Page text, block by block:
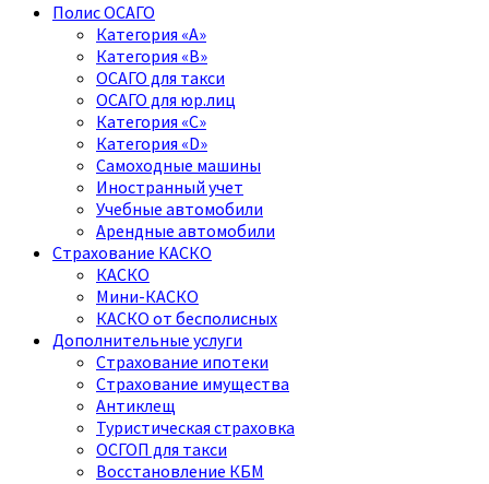
Полис ОСАГО
Категория «A»
Категория «B»
ОСАГО для такси
ОСАГО для юр.лиц
Категория «C»
Категория «D»
Самоходные машины
Иностранный учет
Учебные автомобили
Арендные автомобили
Страхование КАСКО
КАСКО
Мини-КАСКО
КАСКО от бесполисных
Дополнительные услуги
Страхование ипотеки
Страхование имущества
Антиклещ
Туристическая страховка
ОСГОП для такси
Восстановление КБМ